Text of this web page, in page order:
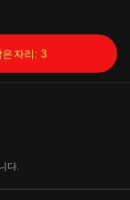
은자리: 3
다.